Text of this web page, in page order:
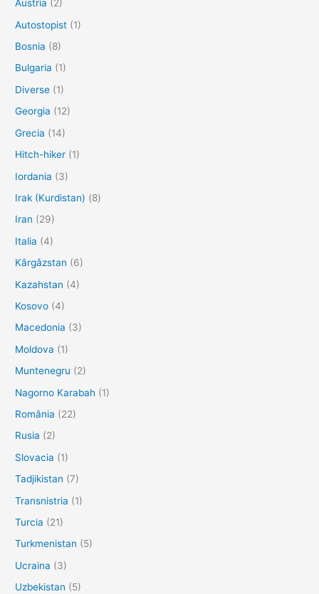
Austria (2)
Autostopist (1)
Bosnia (8)
Bulgaria (1)
Diverse (1)
Georgia (12)
Grecia (14)
Hitch-hiker (1)
Iordania (3)
Irak (Kurdistan) (8)
Iran (29)
Italia (4)
Kârgâzstan (6)
Kazahstan (4)
Kosovo (4)
Macedonia (3)
Moldova (1)
Muntenegru (2)
Nagorno Karabah (1)
România (22)
Rusia (2)
Slovacia (1)
Tadjikistan (7)
Transnistria (1)
Turcia (21)
Turkmenistan (5)
Ucraina (3)
Uzbekistan (5)